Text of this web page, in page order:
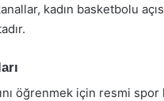
kadın basketbolu
öğrenmek için resmi